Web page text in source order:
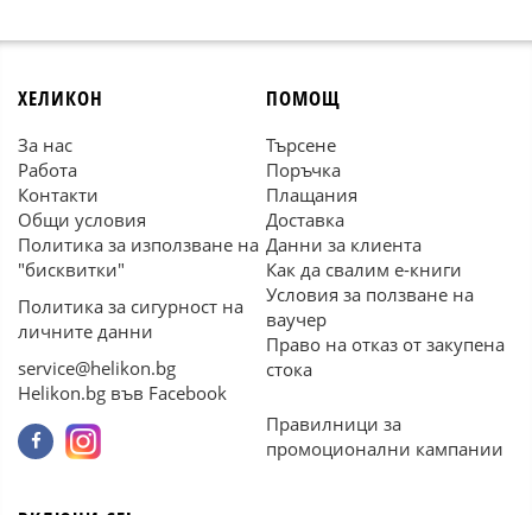
ХЕЛИКОН
За нас
Работа
Контакти
Общи условия
Политика за използване на
"бисквитки"
Политика за сигурност на
личните данни
service@helikon.bg
Helikon.bg във Facebook
ПОМОЩ
Търсене
Поръчка
Плащания
Доставка
Данни за клиента
Как да свалим е-книги
Условия за ползване на
ваучер
Право на отказ от закупена
стока
Правилници за
промоционални кампании